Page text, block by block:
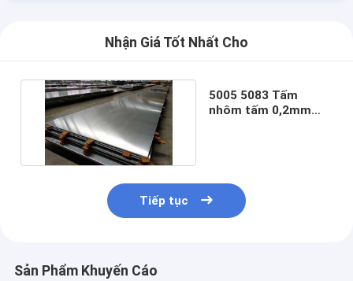
Nhận Giá Tốt Nhất Cho
5005 5083 Tấm
nhôm tấm 0,2mm
Tiếp tục
Sản Phẩm Khuyến Cáo